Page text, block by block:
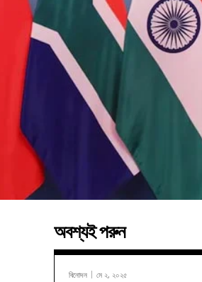
অবশ্যই পরুন
বিনোদন মে ২, ২০২৫